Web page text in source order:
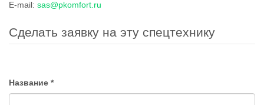
E-mail: sas@pkomfort.ru
Сделать заявку на эту спецтехнику
Название *